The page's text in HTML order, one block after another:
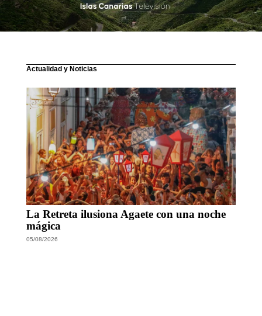
Actualidad y Noticias
La Retreta ilusiona Agaete con una noche
mágica
05/08/2026